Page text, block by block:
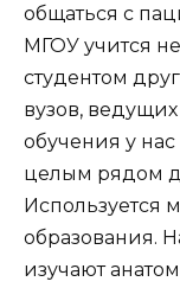
общаться с
МГОУ учится
студентом
вузов,
обучения у
целым рядом
Используется
образования.
изучают